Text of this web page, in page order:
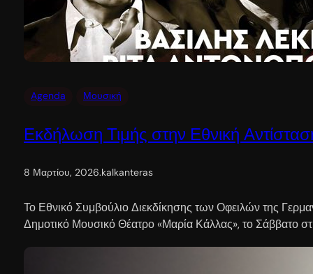
Agenda Μουσική
Εκδήλωση Τιμής στην Εθνική
8 Μαρτίου, 2026.kalkanteras
Το Εθνικό Συμβούλιο Διεκδίκησης των Οφειλών της
Δημοτικό Μουσικό Θέατρο «Μαρία Κάλλας», το Σάββατο